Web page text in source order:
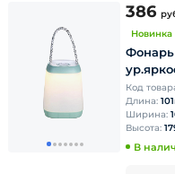
386
Новинка
Фонарь
Код
Длина:
Ширина:
Высота:
В